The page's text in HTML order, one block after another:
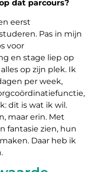
dat parcours?
eerst
Pas in mijn
voor
en stage liep op
op zijn plek. Ik
per week,
dit is wat ik wil.
maar erin. Met
fantasie zien, hun
Daar heb ik